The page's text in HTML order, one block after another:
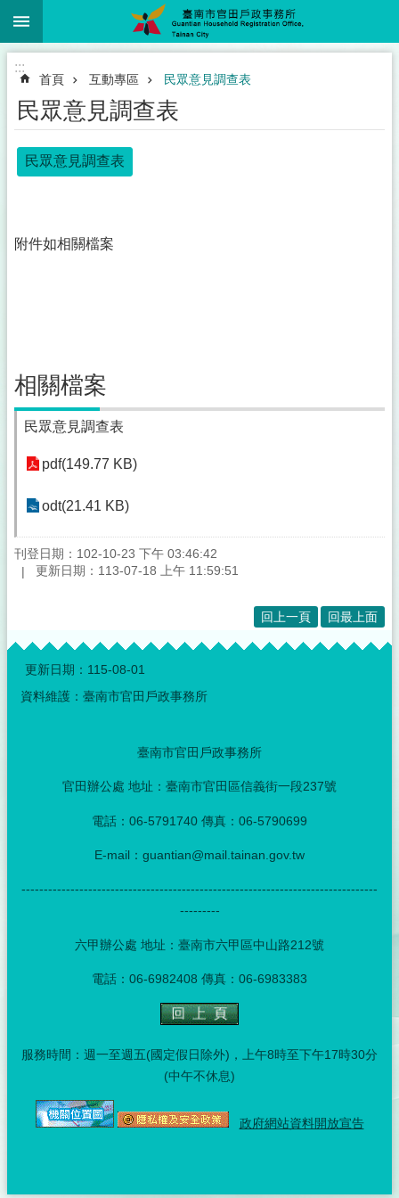
跳到主要內容區塊
:::
首頁 互動專區 民眾意見調查表
民眾意見調查表
民眾意見調查表
附件如相關檔案
相關檔案
民眾意見調查表
pdf(149.77 KB)
odt(21.41 KB)
刊登日期：102-10-23 下午 03:46:42
更新日期：113-07-18 上午 11:59:51
回上一頁 回最上面
:::
更新日期： 115-08-01
資料維護：臺南市官田戶政事務所
臺南市官田戶政事務所
官田辦公處 地址：臺南市官田區信義街一段237號
電話：06-5791740 傳真：06-5790699
E-mail：guantian@mail.tainan.gov.tw
--------------------------------------------------------------------------------
---------
六甲辦公處 地址：臺南市六甲區中山路212號
電話：06-6982408 傳真：06-6983383
服務時間：週一至週五(國定假日除外)，上午8時至下午17時30分
(中午不休息)
政府網站資料開放宣告